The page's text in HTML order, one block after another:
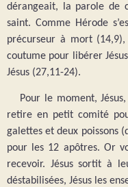
dérangeait, la parole de
saint. Comme Hérode
précurseur à mort
coutume pour libérer
Jésus (27,11-24).
Pour le moment,
retire en petit comité
galettes et deux poissons
pour les 12 apôtres. Or
recevoir. Jésus sortit à
déstabilisées, Jésus les